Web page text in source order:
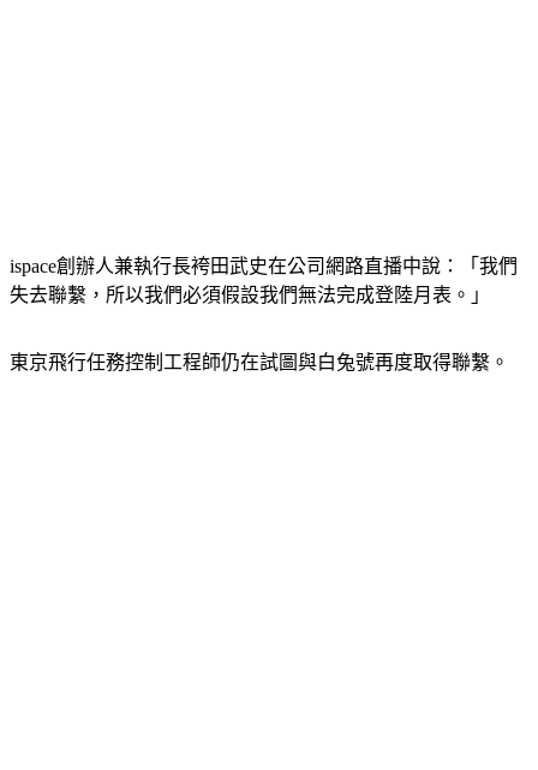
失去聯繫，所以我們必須假設我們無法完成登陸月表。」